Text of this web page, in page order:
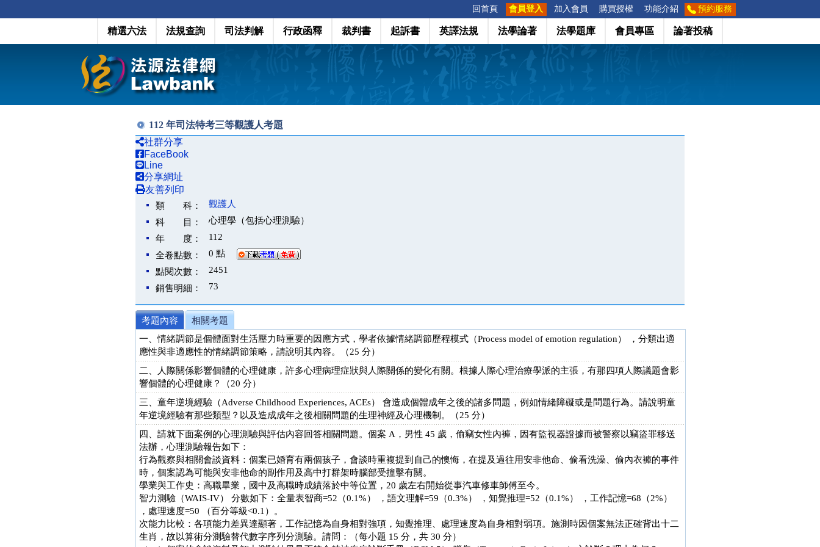
回首頁 會員登入 加入會員 購買授權 功能介紹 預約服務
精選六法 法規查詢 司法判解 行政函釋 裁判書 起訴書 英譯法規 法學論著 法學題庫 會員專區 論著投稿
112 年司法特考三等觀護人考題
社群分享
FaceBook
Line
分享網址
友善列印
類 科：
觀護人
科 目：
心理學（包括心理測驗）
年 度：
112
全卷點數：
0 點
點閱次數：
2451
銷售明細：
73
考題內容
相關考題
一、情緒調節是個體面對生活壓力時重要的因應方式，學者依據情緒調節歷程模式（Process model of emotion regulation） ，分類出適
應性與非適應性的情緒調節策略，請說明其內容。（25 分）
二、人際關係影響個體的心理健康，許多心理病理症狀與人際關係的變化有關。根據人際心理治療學派的主張，有那四項人際議題會影
響個體的心理健康？（20 分）
三、童年逆境經驗（Adverse Childhood Experiences, ACEs） 會造成個體成年之後的諸多問題，例如情緒障礙或是問題行為。請說明童
年逆境經驗有那些類型？以及造成成年之後相關問題的生理神經及心理機制。（25 分）
四、請就下面案例的心理測驗與評估內容回答相關問題。個案 A，男性 45 歲，偷竊女性內褲，因有監視器證據而被警察以竊盜罪移送
法辦，心理測驗報告如下：
行為觀察與相關會談資料：個案已婚育有兩個孩子，會談時重複提到自己的懊悔，在提及過往用安非他命、偷看洗澡、偷內衣褲的事件
時，個案認為可能與安非他命的副作用及高中打群架時腦部受撞擊有關。
學業與工作史：高職畢業，國中及高職時成績落於中等位置，20 歲左右開始從事汽車修車師傅至今。
智力測驗（WAIS-IV） 分數如下：全量表智商=52（0.1%） ，語文理解=59（0.3%） ，知覺推理=52（0.1%） ，工作記憶=68（2%）
，處理速度=50 （百分等級<0.1）。
次能力比較：各項能力差異達顯著，工作記憶為自身相對強項，知覺推理、處理速度為自身相對弱項。施測時因個案無法正確背出十二
生肖，故以算術分測驗替代數字序列分測驗。請問：（每小題 15 分，共 30 分）